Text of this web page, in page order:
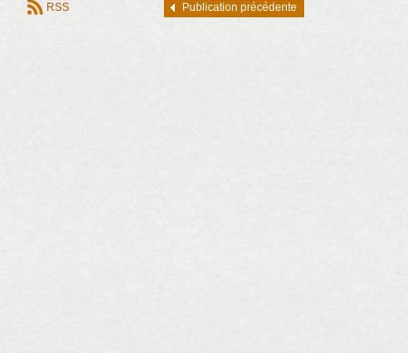
RSS Publication précédente